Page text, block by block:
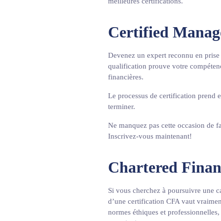
Certified
Devenez un expert reconnu en
qualification prouve votre
financières.
Le processus de certification prend
terminer.
Ne manquez pas cette occasion de
Inscrivez-vous maintenant!
Chartered
Si vous cherchez à poursuivre une
d’une certification CFA vaut
normes éthiques et